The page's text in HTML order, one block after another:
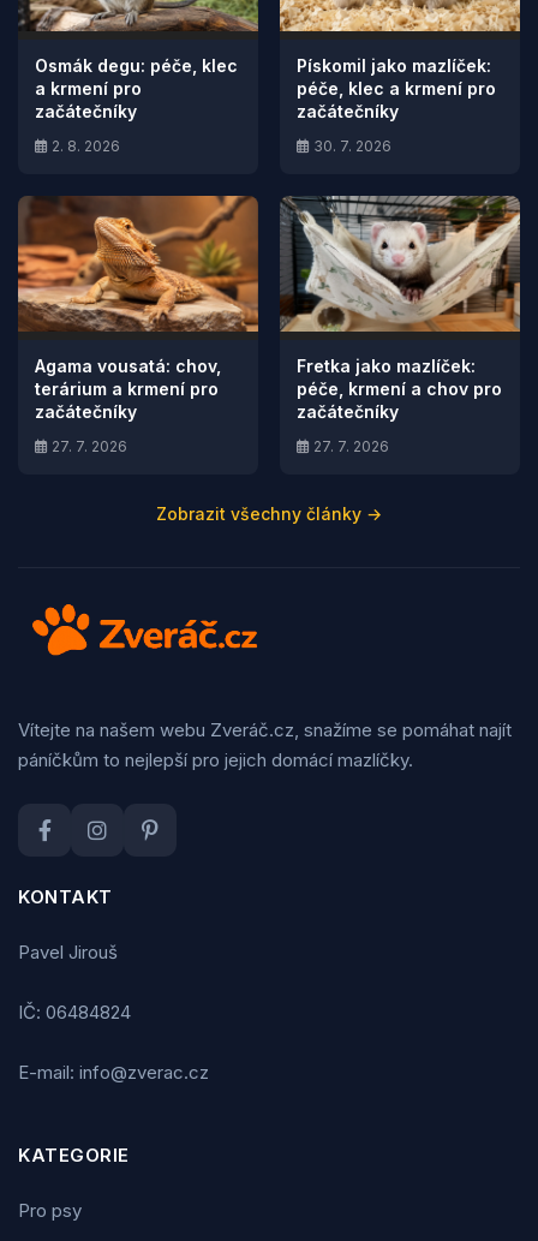
Osmák degu: péče, klec
a krmení pro
začátečníky
2. 8. 2026
Pískomil jako mazlíček:
péče, klec a krmení pro
začátečníky
30. 7. 2026
Agama vousatá: chov,
terárium a krmení pro
začátečníky
27. 7. 2026
Fretka jako mazlíček:
péče, krmení a chov pro
začátečníky
27. 7. 2026
Zobrazit všechny články →
Vítejte na našem webu Zveráč.cz, snažíme se pomáhat najít
páníčkům to nejlepší pro jejich domácí mazlíčky.
KONTAKT
Pavel Jirouš
IČ: 06484824
E-mail: info@zverac.cz
KATEGORIE
Pro psy